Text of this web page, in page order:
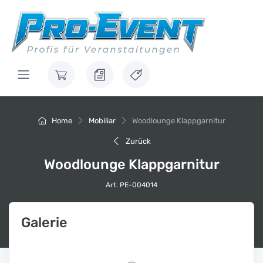
Home Mobiliar Woodlounge Klappgarnitur
Zurück
Woodlounge Klappgarnitur
Art. PE-004014
Galerie